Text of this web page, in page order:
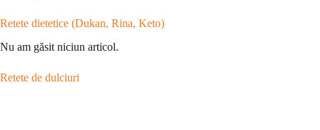
Retete dietetice (Dukan, Rina, Keto)
Nu am găsit niciun articol.
Retete de dulciuri